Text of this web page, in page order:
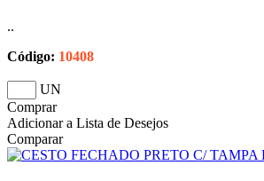
..
Código: 10408
UN
Comprar
Adicionar a Lista de Desejos
Comparar